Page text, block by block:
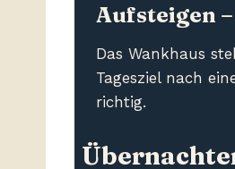
Aufsteigen
Das Wankhaus
Tagesziel nach
richtig.